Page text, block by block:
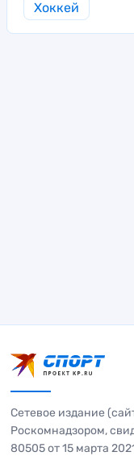
Хоккей
Сетевое издание
Роскомнадзором,
80505 от 15 марта